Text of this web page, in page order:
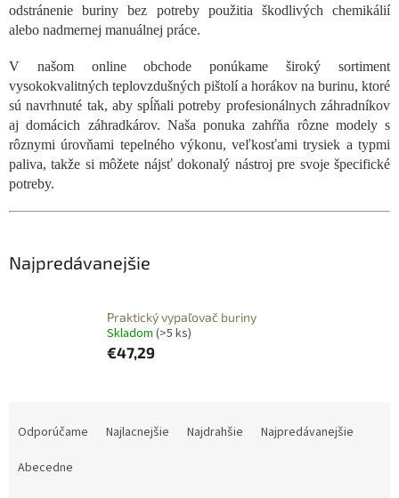
odstránenie buriny bez potreby použitia škodlivých chemikálií
alebo nadmernej manuálnej práce.
V našom online obchode ponúkame široký sortiment
vysokokvalitných teplovzdušných pištolí a horákov na burinu, ktoré
sú navrhnuté tak, aby spĺňali potreby profesionálnych záhradníkov
aj domácich záhradkárov. Naša ponuka zahŕňa rôzne modely s
rôznymi úrovňami tepelného výkonu, veľkosťami trysiek a typmi
paliva, takže si môžete nájsť dokonalý nástroj pre svoje špecifické
potreby.
Najpredávanejšie
Praktický vypaľovač buriny
Skladom (>5 ks)
€47,29
Odporúčame Najlacnejšie Najdrahšie
Najpredávanejšie
Abecedne